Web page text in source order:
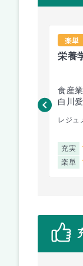
楽単
栄養
食産
白川
レジュ
充実
楽単